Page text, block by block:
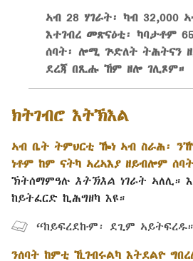
ኣብ 28 ሃገራት፡ ካብ 32,000
እተገብረ መጽናዕቲ፡ ካባታቶም
ሰባት፡ ሎሚ ጕድለት ትሕትናን
ደረጃ በጺሑ ኸም ዘሎ ገሊጾም።
ክትገብሮ እትኽእል
ኣብ ቤት ትምህርቲ ዀነ ኣብ ስራሕ፡
ነቶም ከም ናትካ ኣረኣእያ ዘይብሎም
ኽትሰማምዓሉ እትኽእል ነገራት ኣለሊ።
ከይትፈርድ ኪሕግዘካ እዩ።
“ከይፍረደኩም፡ ደጊም
ንሰባት ከምቲ ኺገብሩልካ እትደልዮ